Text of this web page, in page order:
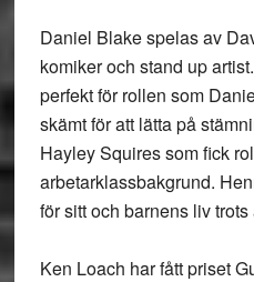
Daniel Blake spelas av
komiker och stand up
perfekt för rollen som
skämt för att lätta på
Hayley Squires som fick
arbetarklassbakgrund.
för sitt och barnens liv
Ken Loach har fått priset